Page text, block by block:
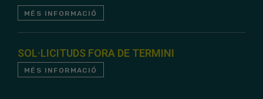
MÉS INFORMACIÓ
SOL·LICITUDS FORA DE TERMINI
MÉS INFORMACIÓ